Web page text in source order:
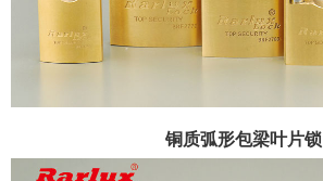
铜质弧形包梁叶片锁